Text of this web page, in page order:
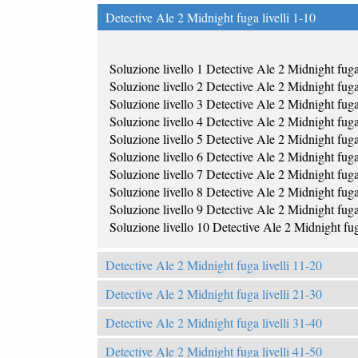
Detective Ale 2 Midnight fuga livelli 1-10
Soluzione livello 1 Detective Ale 2 Midnight fuga
Soluzione livello 2 Detective Ale 2 Midnight fuga
Soluzione livello 3 Detective Ale 2 Midnight fuga
Soluzione livello 4 Detective Ale 2 Midnight fuga
Soluzione livello 5 Detective Ale 2 Midnight fuga
Soluzione livello 6 Detective Ale 2 Midnight fuga
Soluzione livello 7 Detective Ale 2 Midnight fuga
Soluzione livello 8 Detective Ale 2 Midnight fuga
Soluzione livello 9 Detective Ale 2 Midnight fuga
Soluzione livello 10 Detective Ale 2 Midnight
Detective Ale 2 Midnight fuga livelli 11-20
Detective Ale 2 Midnight fuga livelli 21-30
Detective Ale 2 Midnight fuga livelli 31-40
Detective Ale 2 Midnight fuga livelli 41-50